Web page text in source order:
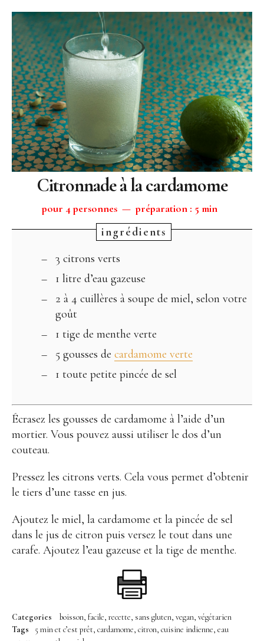
Citronnade à la cardamome
pour 4 personnes — préparation : 5 min
3 citrons verts
1 litre d’eau gazeuse
2 à 4 cuillères à soupe de miel, selon votre
goût
1 tige de menthe verte
5 gousses de cardamome verte
1 toute petite pincée de sel
Écrasez les gousses de cardamome à l’aide d’un
mortier. Vous pouvez aussi utiliser le dos d’un
couteau.
Pressez les citrons verts. Cela vous permet d’obtenir
le tiers d’une tasse en jus.
Ajoutez le miel, la cardamome et la pincée de sel
dans le jus de citron puis versez le tout dans une
carafe. Ajoutez l’eau gazeuse et la tige de menthe.
Categories boisson facile recette sans gluten vegan végétarien
Tags
5 min et c’est prêt cardamome citron cuisine indienne eau